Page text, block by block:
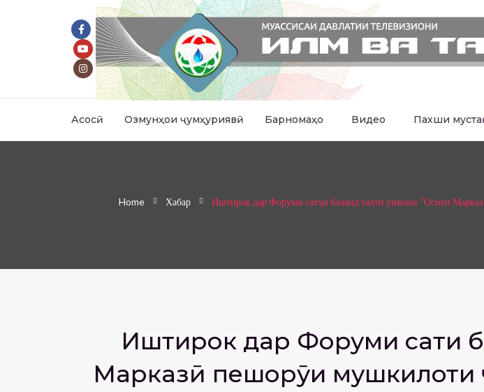
Асосӣ Озмунҳои ҷумҳуриявӣ Барномаҳо Видео Пахши
Home Хабар Иштирок дар Форуми сатҳи баланд таҳти унвони “Осиёи
Иштирок дар Форуми сатҳи
Марказӣ пешорӯи мушкилоти